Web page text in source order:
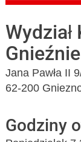
Gnieźnie
Jana Pawła II
62-200
Godziny